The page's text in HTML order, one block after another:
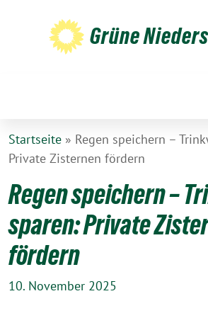
Grüne
Startseite » Regen speichern –
Private Zisternen fördern
Regen speichern –
sparen: Private
fördern
10. November 2025